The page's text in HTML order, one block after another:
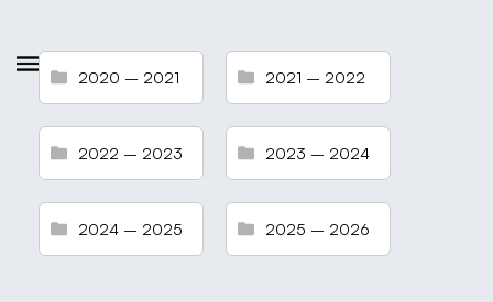
2020 – 2021 2021 – 2022
2022 – 2023 2023 – 2024
2024 – 2025 2025 – 2026